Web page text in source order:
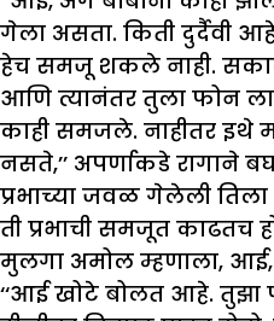
गेला असता. किती दुर्दैवी
हेच समजू शकले नाही.
आणि त्यानंतर तुला फोन
काही समजले. नाहीतर इथे
नसते,’’ अपर्णाकडे रागाने
प्रभाच्या जवळ गेलेली
ती प्रभाची समजूत काढतच
मुलगा अमोल म्हणाला,
‘‘आई खोटे बोलत आहे. तुझा